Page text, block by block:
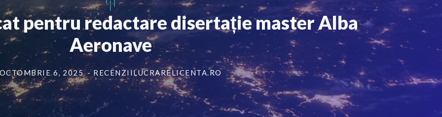
pentru redactare disertație master Alba
Aeronave
OCTOMBRIE 6, 2025 - RECENZIILUCRARELICENTA.RO